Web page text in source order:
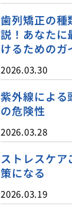
歯列矯正の種
説！あなたに
けるためのガ
2026.03.30
紫外線による
の危険性
2026.03.28
ストレスケ
策になる
2026.03.19